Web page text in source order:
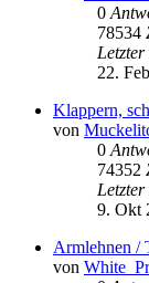
0
78534
22.
Klappern,
von
0
74352
9. Okt
Armlehnen /
von